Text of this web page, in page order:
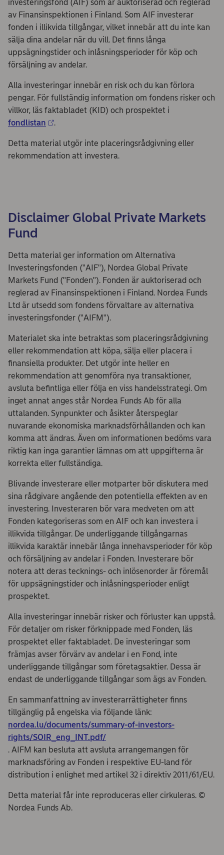
investeringsfond (AIF) som är auktoriserad och reglerad
av Finansinspektionen i Finland. Som AIF investerar
fonden i illikvida tillgångar, vilket innebär att du inte kan
sälja dina andelar när du vill. Det finns långa
uppsägningstider och inlåsningsperioder för köp och
försäljning av andelar.
Alla investeringar innebär en risk och du kan förlora
pengar. För fullständig information om fondens risker och
villkor, läs faktabladet (KID) och prospektet i
fondlistan
.
Detta material utgör inte placeringsrådgivning eller
rekommendation att investera.
Disclaimer Global Private Markets
Fund
Detta material ger information om Alternativa
Investeringsfonden ("AIF"), Nordea Global Private
Markets Fund ("Fonden"). Fonden är auktoriserad och
reglerad av Finansinspektionen i Finland. Nordea Funds
Ltd är utsedd som fondens förvaltare av alternativa
investeringsfonder ("AIFM").
Materialet ska inte betraktas som placeringsrådgivning
eller rekommendation att köpa, sälja eller placera i
finansiella produkter. Det utgör inte heller en
rekommendation att genomföra nya transaktioner,
avsluta befintliga eller följa en viss handelsstrategi. Om
inget annat anges står Nordea Funds Ab för alla
uttalanden. Synpunkter och åsikter återspeglar
nuvarande ekonomiska marknadsförhållanden och kan
komma att ändras. Även om informationen bedöms vara
riktig kan inga garantier lämnas om att uppgifterna är
korrekta eller fullständiga.
Blivande investerare eller motparter bör diskutera med
sina rådgivare angående den potentiella effekten av en
investering. Investeraren bör vara medveten om att
Fonden kategoriseras som en AIF och kan investera i
illikvida tillgångar. De underliggande tillgångarnas
illikvida karaktär innebär långa innehavsperioder för köp
och försäljning av andelar i Fonden. Investerare bör
notera att deras tecknings- och inlösenorder är föremål
för uppsägningstider och inlåsningsperioder enligt
prospektet.
Alla investeringar innebär risker och förluster kan uppstå.
För detaljer om risker förknippade med Fonden, läs
prospektet eller faktabladet. De investeringar som
främjas avser förvärv av andelar i en Fond, inte
underliggande tillgångar som företagsaktier. Dessa är
endast de underliggande tillgångar som ägs av Fonden.
En sammanfattning av investerarrättigheter finns
tillgänglig på engelska via följande länk:
nordea.lu/documents/summary-of-investors-
rights/SOIR_eng_INT.pdf/
. AIFM kan besluta att avsluta arrangemangen för
marknadsföring av Fonden i respektive EU-land för
distribution i enlighet med artikel 32 i direktiv 2011/61/EU.
Detta material får inte reproduceras eller cirkuleras. ©
Nordea Funds Ab.